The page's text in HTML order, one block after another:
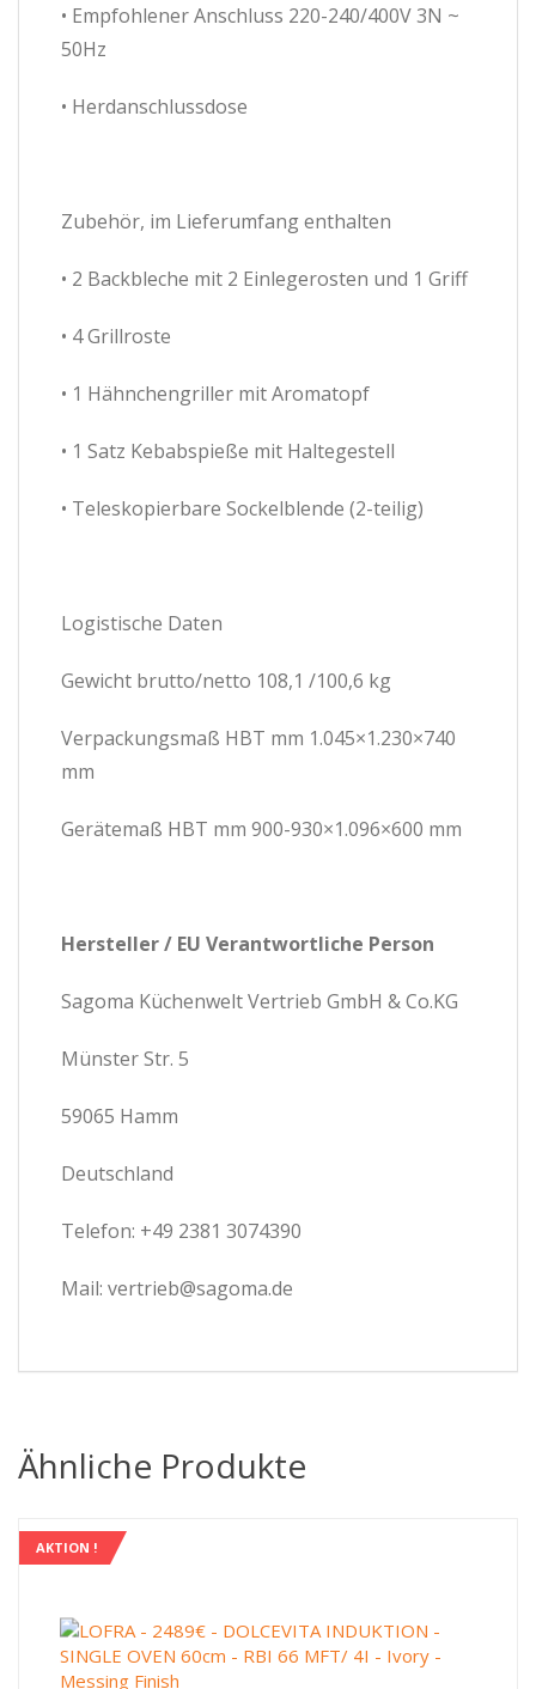
• Empfohlener Anschluss 220-240/400V 3N ~
50Hz
• Herdanschlussdose
Zubehör, im Lieferumfang enthalten
• 2 Backbleche mit 2 Einlegerosten und 1 Griff
• 4 Grillroste
• 1 Hähnchengriller mit Aromatopf
• 1 Satz Kebabspieße mit Haltegestell
• Teleskopierbare Sockelblende (2-teilig)
Logistische Daten
Gewicht brutto/netto 108,1 /100,6 kg
Verpackungsmaß HBT mm 1.045×1.230×740
mm
Gerätemaß HBT mm 900-930×1.096×600 mm
Hersteller / EU Verantwortliche Person
Sagoma Küchenwelt Vertrieb GmbH & Co.KG
Münster Str. 5
59065 Hamm
Deutschland
Telefon: +49 2381 3074390
Mail: vertrieb@sagoma.de
Ähnliche Produkte
AKTION !